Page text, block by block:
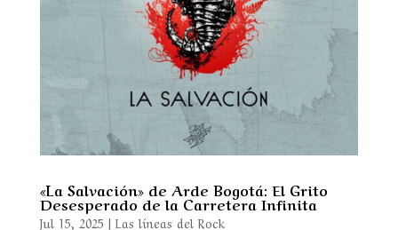
«La Salvación» de Arde Bogotá: El Grito
Desesperado de la Carretera Infinita
Jul 15, 2025 | Las líneas del Rock